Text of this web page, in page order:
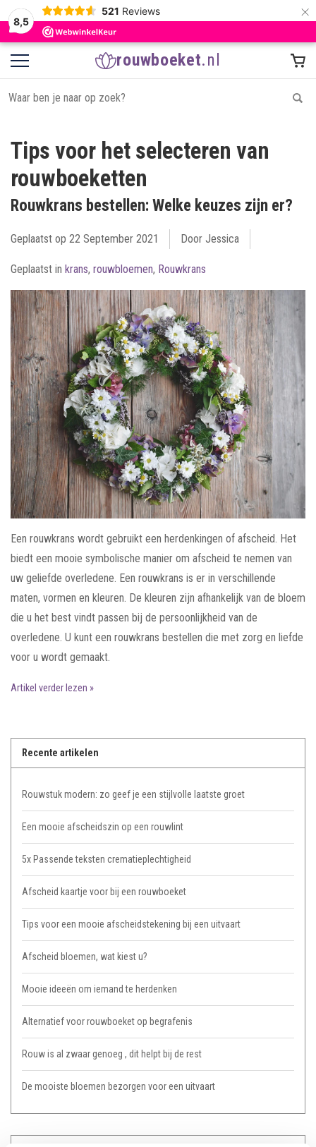
8,5
521 Reviews ×
rouwboeket.nl
Tips voor het selecteren van
rouwboeketten
Rouwkrans bestellen: Welke keuzes zijn er?
Geplaatst op 22 September 2021 Door Jessica
Geplaatst in krans, rouwbloemen, Rouwkrans
Een rouwkrans wordt gebruikt een herdenkingen of afscheid. Het
biedt een mooie symbolische manier om afscheid te nemen van
uw geliefde overledene. Een rouwkrans is er in verschillende
maten, vormen en kleuren. De kleuren zijn afhankelijk van de bloem
die u het best vindt passen bij de persoonlijkheid van de
overledene. U kunt een rouwkrans bestellen die met zorg en liefde
voor u wordt gemaakt.
Artikel verder lezen »
Recente artikelen
Rouwstuk modern: zo geef je een stijlvolle laatste groet
Een mooie afscheidszin op een rouwlint
5x Passende teksten crematieplechtigheid
Afscheid kaartje voor bij een rouwboeket
Tips voor een mooie afscheidstekening bij een uitvaart
Afscheid bloemen, wat kiest u?
Mooie ideeën om iemand te herdenken
Alternatief voor rouwboeket op begrafenis
Rouw is al zwaar genoeg , dit helpt bij de rest
De mooiste bloemen bezorgen voor een uitvaart